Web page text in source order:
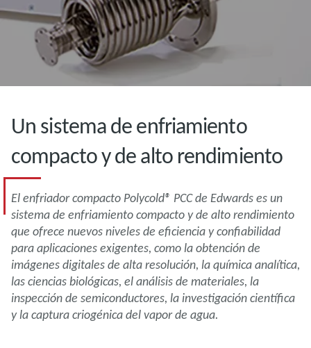
Un sistema de enfriamiento
compacto y de alto rendimiento
El enfriador compacto Polycold® PCC de Edwards es un
sistema de enfriamiento compacto y de alto rendimiento
que ofrece nuevos niveles de eficiencia y confiabilidad
para aplicaciones exigentes, como la obtención de
imágenes digitales de alta resolución, la química analítica,
las ciencias biológicas, el análisis de materiales, la
inspección de semiconductores, la investigación científica
y la captura criogénica del vapor de agua.